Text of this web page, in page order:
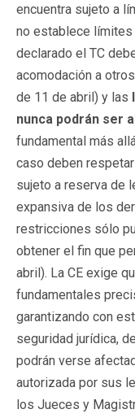
encuentra sujeto a
no establece
declarado el TC
acomodación a
de 11 de abril) y las
nunca podrán ser
fundamental más
caso deben
sujeto a reserva de
expansiva de los
restricciones sólo
obtener el fin que
abril). La CE exige
fundamentales
garantizando con
seguridad jurídica,
podrán verse
autorizada por sus
los Jueces y